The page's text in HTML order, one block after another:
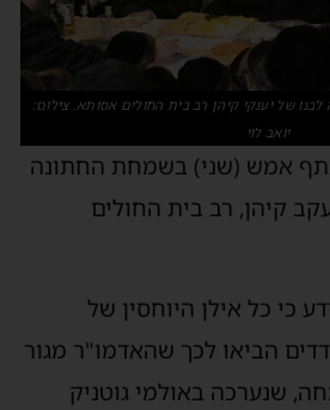
של יענקי קיהן רב בית החולים אסותא. צילום:
יואב לוי
אמש (שני) בשמחת החתונה
קיהן, רב בית החולים
כי כל אילן היוחסין של
הביאו לכך שהאדמו"ר מגור
שנערכה באולמי גוטניק